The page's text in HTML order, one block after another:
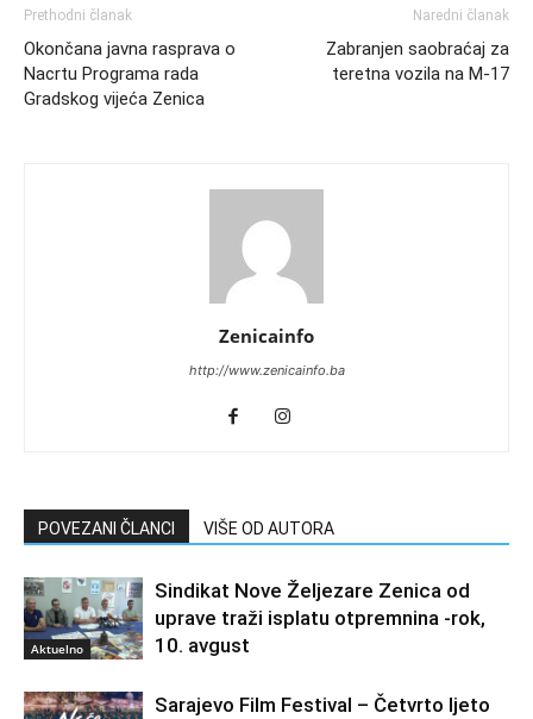
Prethodni članak
Okončana javna rasprava o
Nacrtu Programa rada
Gradskog vijeća Zenica
Naredni članak
Zabranjen saobraćaj za
teretna vozila na M-17
Zenicainfo
http://www.zenicainfo.ba
POVEZANI ČLANCI VIŠE OD AUTORA
Aktuelno
Sindikat Nove Željezare Zenica od
uprave traži isplatu otpremnina -rok,
10. avgust
Sarajevo Film Festival – Četvrto ljeto